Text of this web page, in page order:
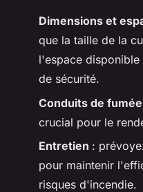
Dimensions et
que la taille de la
l'espace
de sécurité.
Conduits de fumée
crucial pour le
Entretien :
pour maintenir
risques d'incendie.